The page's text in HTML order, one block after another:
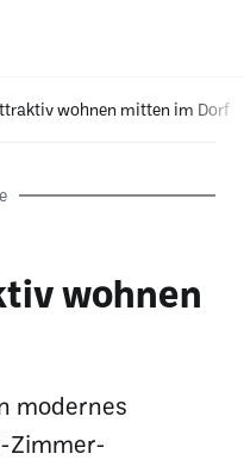
wohnen mitten im Dorf
wohnen
modernes
Zimmer-